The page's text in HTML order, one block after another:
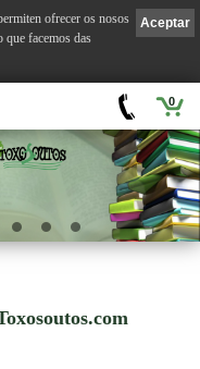
0
VILA
Aceptar
ofrecer os nosos
que facemos das